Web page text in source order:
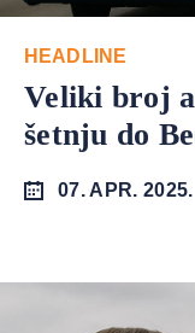
HEADLINE
Veliki broj
šetnju do
07. APR. 2025.